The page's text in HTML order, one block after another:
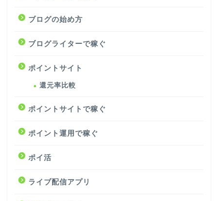
ブログの始め方
ブログライターで稼ぐ
ポイントサイト
還元率比較
ポイントサイトで稼ぐ
ポイント運用で稼ぐ
ポイ活
ライブ配信アプリ